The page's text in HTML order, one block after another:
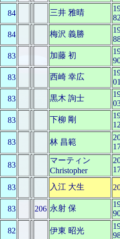
84 三井 雅晴
84 梅沢 義勝
83 加藤 初
83 西崎 幸広
83 黒木 詢士
83 下柳 剛
83 林 昌範
83
マーティン
Christopher
83 入江 大生
83 206 永射 保
82 伊東 昭光